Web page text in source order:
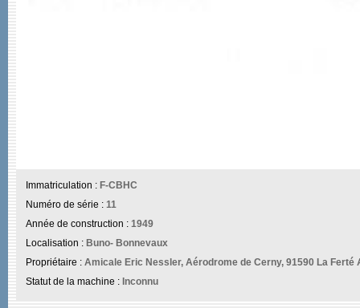
Immatriculation : F-CBHC
Numéro de série : 11
Année de construction : 1949
Localisation : Buno- Bonnevaux
Propriétaire : Amicale Eric Nessler, Aérodrome de Cerny, 91590 La Ferté
Statut de la machine : Inconnu